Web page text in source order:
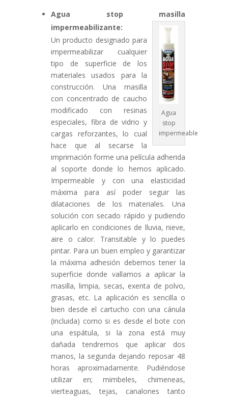
Agua stop masilla
impermeabilizante:
Agua
stop
impermeable
Un producto designado para
impermeabilizar cualquier
tipo de superficie de los
materiales usados para la
construcción. Una masilla
con concentrado de caucho
modificado con resinas
especiales, fibra de vidrio y
cargas reforzantes, lo cual
hace que al secarse la
imprimación forme una película adherida
al soporte donde lo hemos aplicado.
Impermeable y con una elasticidad
máxima para así poder seguir las
dilataciones de los materiales. Una
solución con secado rápido y pudiendo
aplicarlo en condiciones de lluvia, nieve,
aire o calor. Transitable y lo puedes
pintar. Para un buen empleo y garantizar
la máxima adhesión debemos tener la
superficie donde vallamos a aplicar la
masilla, limpia, secas, exenta de polvo,
grasas, etc. La aplicación es sencilla o
bien desde el cartucho con una cánula
(incluida) como si es desde el bote con
una espátula, si la zona está muy
dañada tendremos que aplicar dos
manos, la segunda dejando reposar 48
horas aproximadamente. Pudiéndose
utilizar en; mimbeles, chimeneas,
vierteaguas, tejas, canalones tanto